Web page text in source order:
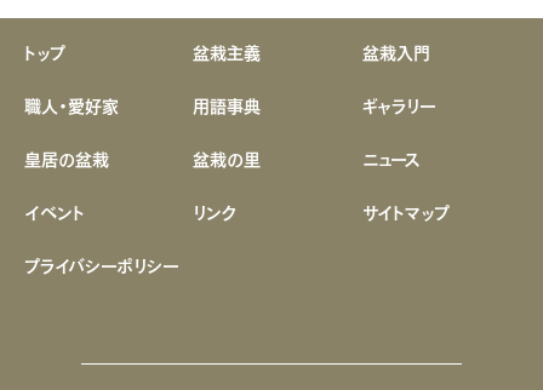
トップ 盆栽主義
盆栽入門
職人・愛好家
用語事典
ギャラリー
皇居の盆栽
盆栽の里
ニュース
イベント
リンク
サイトマップ
プライバシーポリシー